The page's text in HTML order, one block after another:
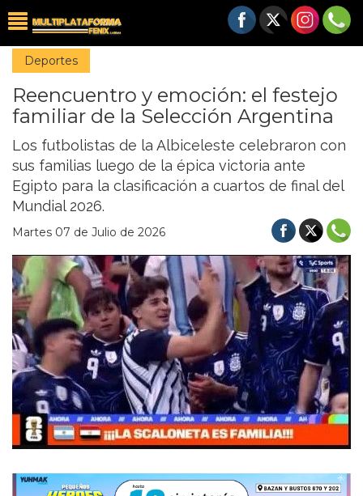
Deportes
Reencuentro y emoción: el festejo
familiar de la Selección Argentina
Los futbolistas de la Albiceleste celebraron con
sus familias luego de la épica victoria ante
Egipto para la clasificación a cuartos de final del
Mundial 2026.
Martes 07 de Julio de 2026